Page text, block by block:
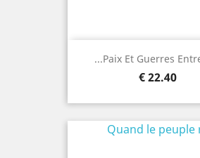
Paix Et Guerres Entre
السعر
22.40 €